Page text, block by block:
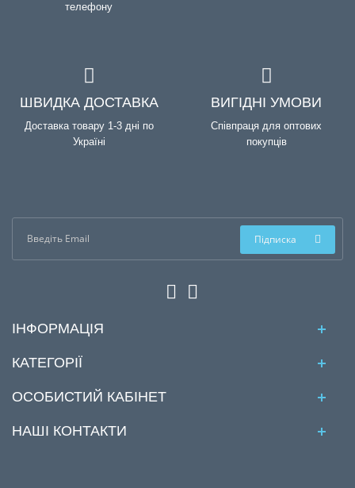
телефону
ШВИДКА ДОСТАВКА
Доставка товару 1-3 дні по
Україні
ВИГІДНІ УМОВИ
Співпраця для оптових
покупців
Підписка
ІНФОРМАЦІЯ
КАТЕГОРІЇ
ОСОБИСТИЙ КАБІНЕТ
НАШІ КОНТАКТИ